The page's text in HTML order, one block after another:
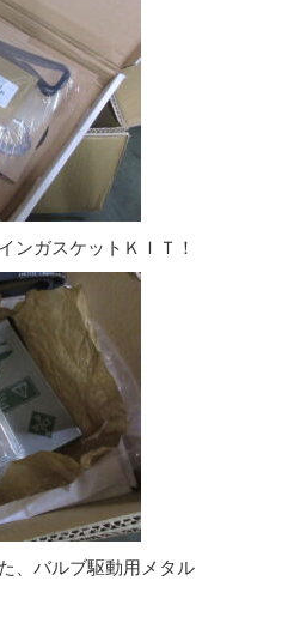
ンガスケットＫＩＴ！
、バルブ駆動用メタル